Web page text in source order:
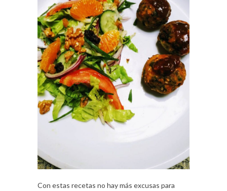
Con estas recetas no hay más excusas para